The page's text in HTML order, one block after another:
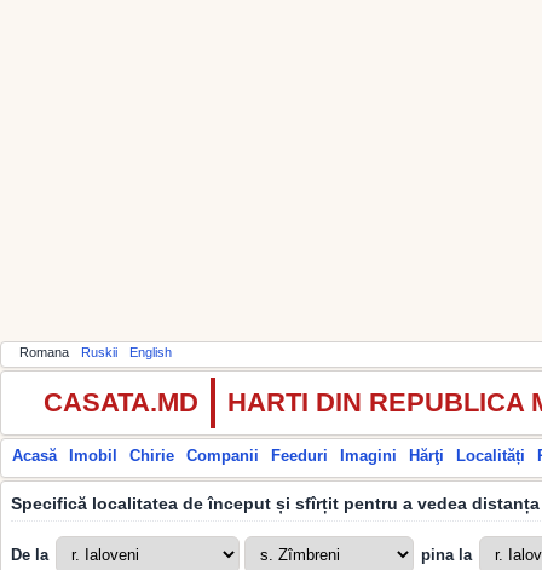
Romana Ruskii English
CASATA.MD HARTI DIN REPUBLICA
Acasă Imobil Chirie Companii Feeduri Imagini Hărţi Localități
Specifică localitatea de început și sfîrțit pentru a vedea
De la pina la